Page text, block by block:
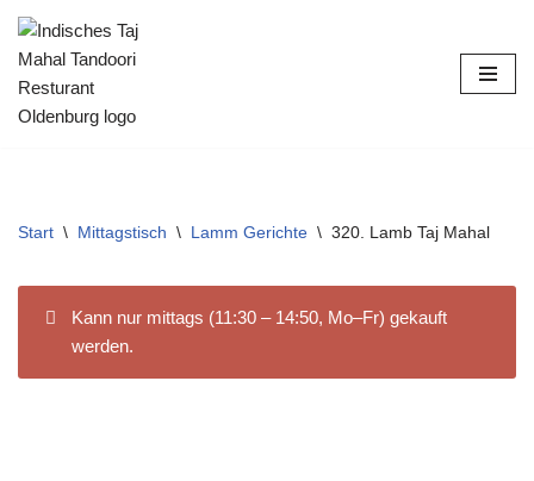
Zum
Inhalt
springen
Start \ Mittagstisch \ Lamm Gerichte \ 320. Lamb Taj Mahal
Kann nur mittags (11:30 – 14:50, Mo–Fr) gekauft
werden.